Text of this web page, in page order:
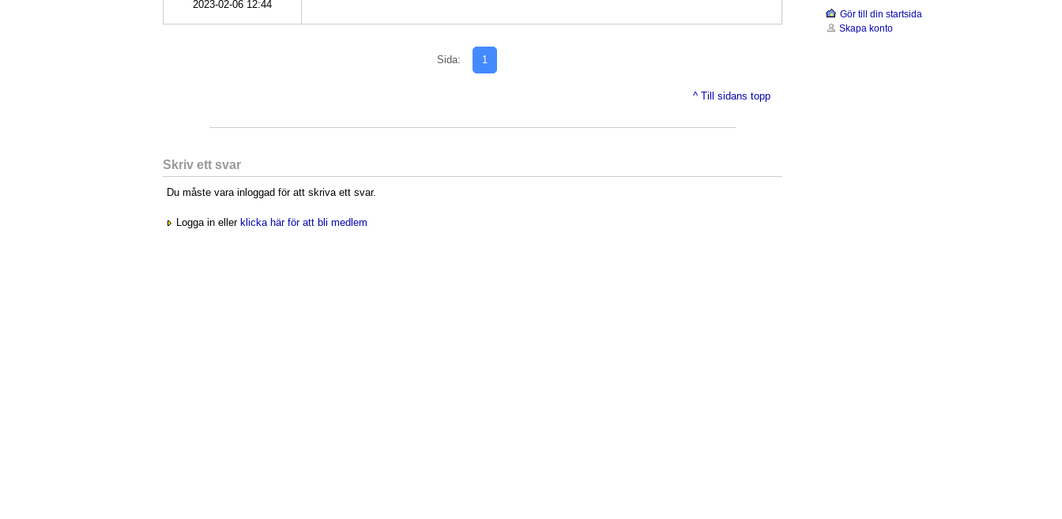
2023-02-06 12:44
Sida: 1
^ Till sidans topp
Skriv ett svar
Du måste vara inloggad för att skriva ett svar.
Logga in eller klicka här för att bli medlem
Gör till din startsida
Skapa konto